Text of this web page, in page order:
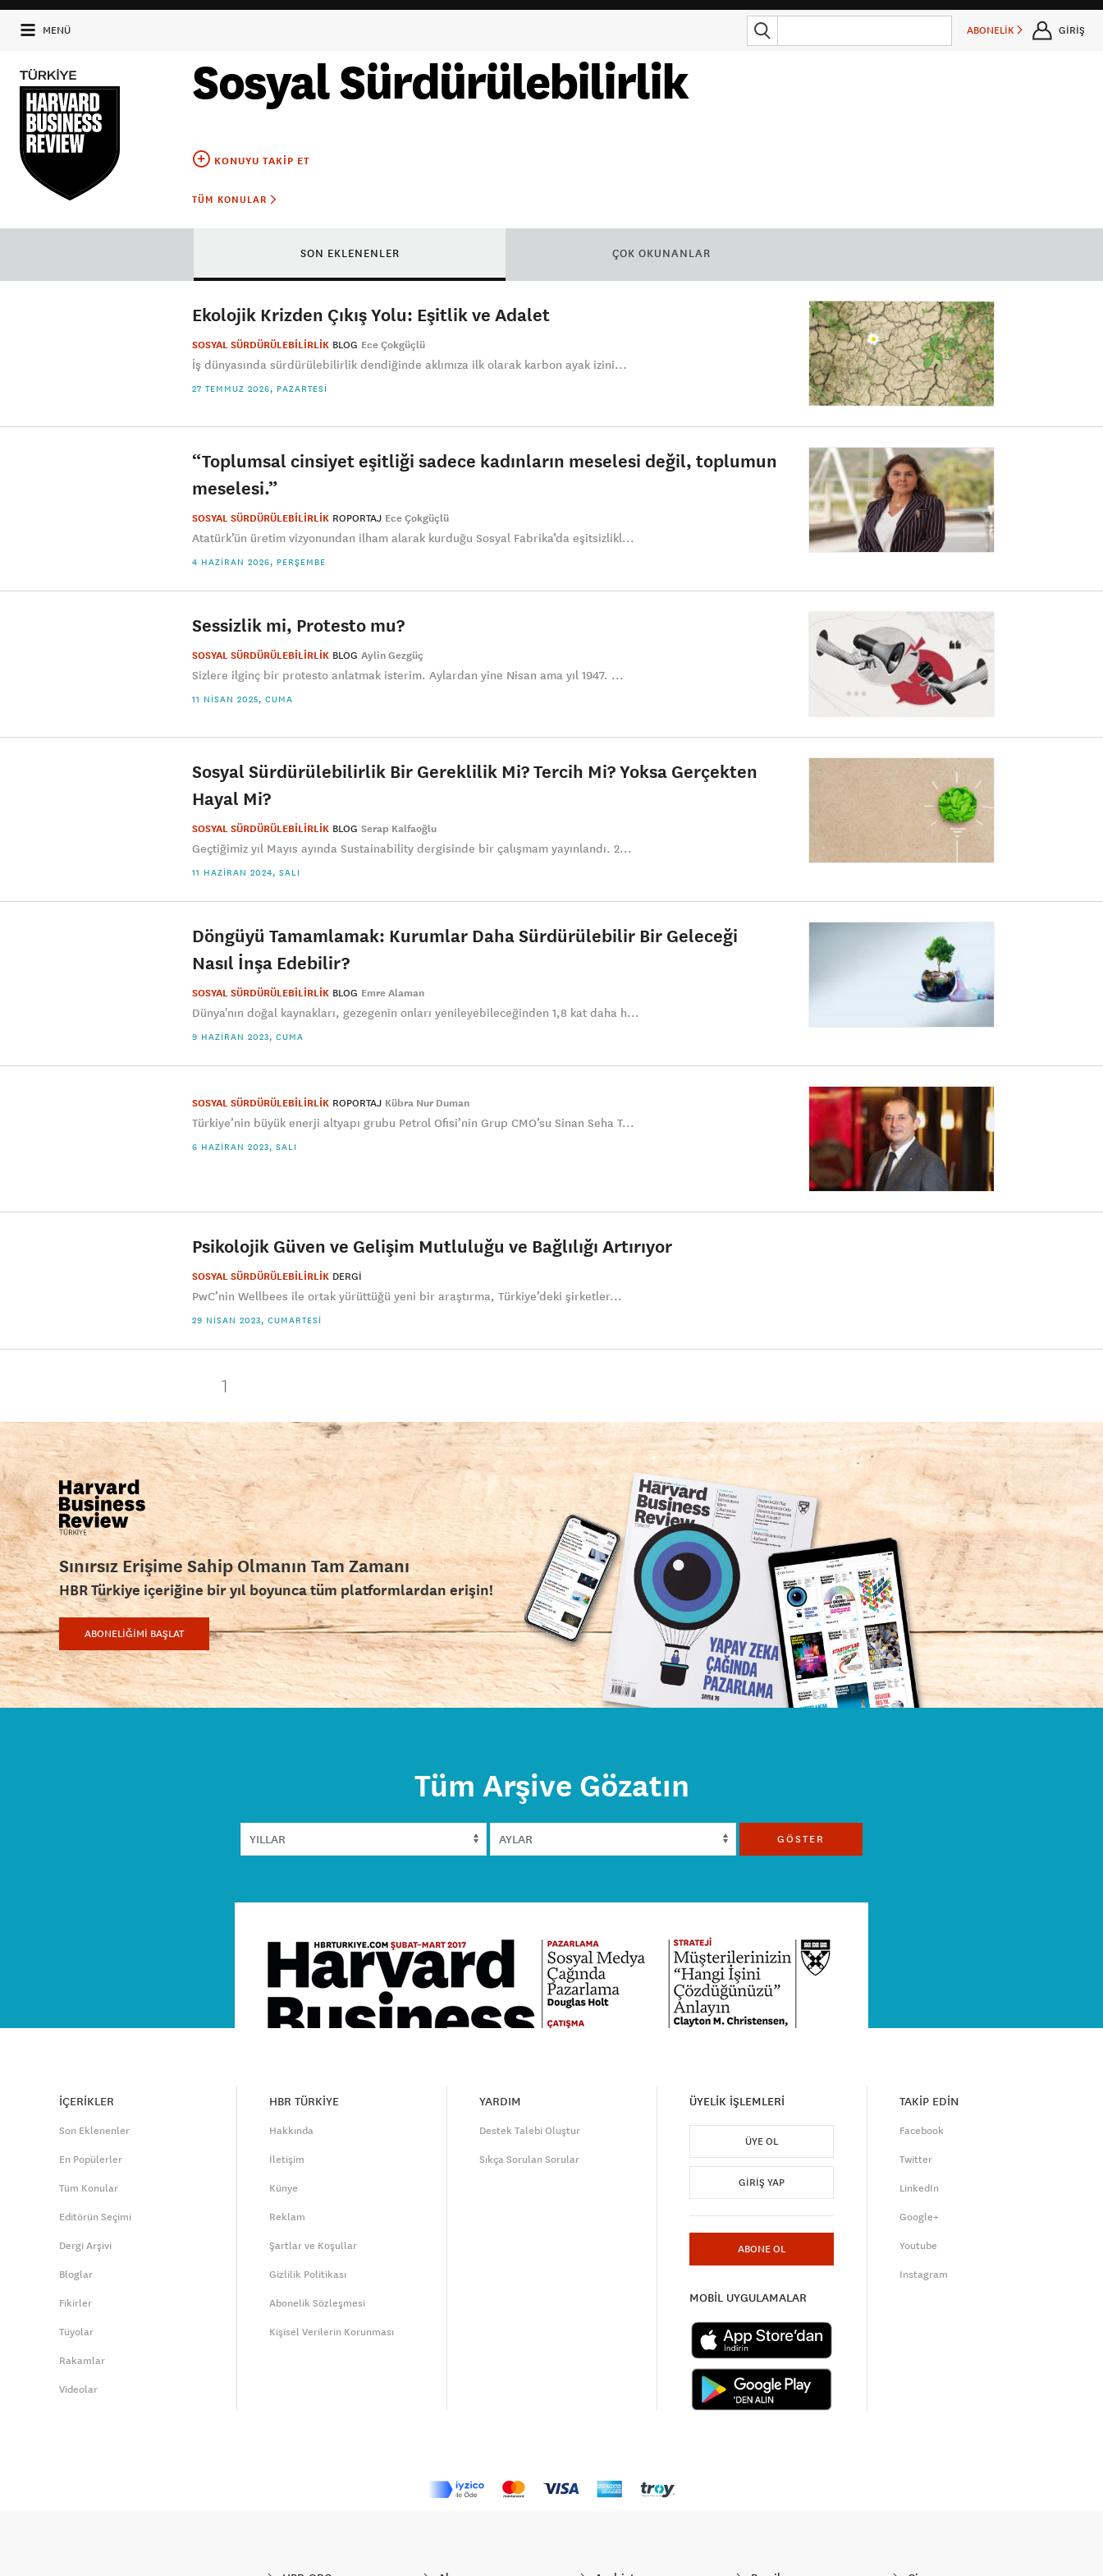
MENÜ ABONELİK GİRİŞ
Sosyal Sürdürülebilirlik
KONUYU TAKIP ET
TÜM KONULAR
SON EKLENENLER ÇOK OKUNANLAR
Ekolojik Krizden Çıkış Yolu: Eşitlik ve Adalet
SOSYAL SÜRDÜRÜLEBİLİRLİK BLOG Ece Çokgüçlü
İş dünyasında sürdürülebilirlik dendiğinde aklımıza ilk olarak karbon ayak izini...
27 TEMMUZ 2026, PAZARTESI
“Toplumsal cinsiyet eşitliği sadece kadınların meselesi değil, toplumun
meselesi.”
SOSYAL SÜRDÜRÜLEBİLİRLİK ROPORTAJ Ece Çokgüçlü
Atatürk’ün üretim vizyonundan ilham alarak kurduğu Sosyal Fabrika’da eşitsizlikl...
4 HAZIRAN 2026, PERŞEMBE
Sessizlik mi, Protesto mu?
SOSYAL SÜRDÜRÜLEBİLİRLİK BLOG Aylin Gezgüç
Sizlere ilginç bir protesto anlatmak isterim. Aylardan yine Nisan ama yıl 1947. ...
11 NISAN 2025, CUMA
Sosyal Sürdürülebilirlik Bir Gereklilik Mi? Tercih Mi? Yoksa Gerçekten
Hayal Mi?
SOSYAL SÜRDÜRÜLEBİLİRLİK BLOG Serap Kalfaoğlu
Geçtiğimiz yıl Mayıs ayında Sustainability dergisinde bir çalışmam yayınlandı. 2...
11 HAZIRAN 2024, SALI
Döngüyü Tamamlamak: Kurumlar Daha Sürdürülebilir Bir Geleceği
Nasıl İnşa Edebilir?
SOSYAL SÜRDÜRÜLEBİLİRLİK BLOG Emre Alaman
Dünya'nın doğal kaynakları, gezegenin onları yenileyebileceğinden 1,8 kat daha h...
9 HAZIRAN 2023, CUMA
SOSYAL SÜRDÜRÜLEBİLİRLİK ROPORTAJ Kübra Nur Duman
Türkiye’nin büyük enerji altyapı grubu Petrol Ofisi’nin Grup CMO’su Sinan Seha T...
6 HAZIRAN 2023, SALI
Psikolojik Güven ve Gelişim Mutluluğu ve Bağlılığı Artırıyor
SOSYAL SÜRDÜRÜLEBİLİRLİK DERGI
​PwC’nin Wellbees ile ortak yürüttüğü yeni bir araştırma, Türkiye’deki şirketler...
29 NISAN 2023, CUMARTESI
1
Sınırsız Erişime Sahip Olmanın Tam Zamanı
HBR Türkiye içeriğine bir yıl boyunca tüm platformlardan erişin!
ABONELİĞİMİ BAŞLAT
Tüm Arşive Gözatın
GÖSTER
İÇERİKLER
Son Eklenenler
En Popülerler
Tüm Konular
Editörün Seçimi
Dergi Arşivi
Bloglar
Fikirler
Tüyolar
Rakamlar
Videolar
HBR TÜRKİYE
Hakkında
İletişim
Künye
Reklam
Şartlar ve Koşullar
Gizlilik Politikası
Abonelik Sözleşmesi
Kişisel Verilerin Korunması
YARDIM
Destek Talebi Oluştur
Sıkça Sorulan Sorular
ÜYELİK İŞLEMLERİ
ÜYE OL
GIRIŞ YAP
ABONE OL
MOBİL UYGULAMALAR
TAKİP EDİN
Facebook
Twitter
LinkedIn
Google+
Youtube
Instagram